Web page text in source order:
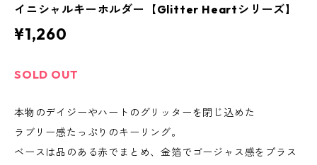
イニシャルキーホルダー【Glitter Heartシリーズ】
¥1,260
SOLD OUT
本物のデイジーやハートのグリッターを閉じ込めた
ラブリー感たっぷりのキーリング。
ベースは品のある赤でまとめ、金箔でゴージャス感をプラス